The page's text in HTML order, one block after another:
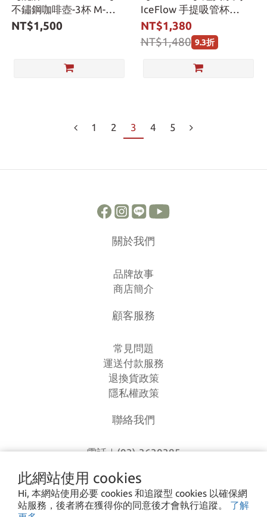
此網站使用 cookies
Hi, 本網站使用必要 cookies 和追蹤型 cookies 以確保網
站服務，後者將在獲得你的同意後才會執行追蹤。 了解
不鏽鋼咖啡壺-3杯 M-
1225
NT$1,500
IceFlow 手提吸管杯
0.88L / 熱帶系列
NT$1,380
NT$1,480 9.3折
1 2 3 4 5
關於我們
品牌故事
商店簡介
顧客服務
常見問題
運送付款服務
退換貨政策
隱私權政策
聯絡我們
電話｜(03)-3630385
信箱｜loverlien@gmail.com
地址｜桃園市八德區和平路1168巷7號